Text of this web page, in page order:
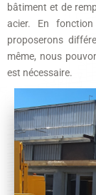
bâtiment et de
acier. En
proposerons
même, nous
est nécessaire.